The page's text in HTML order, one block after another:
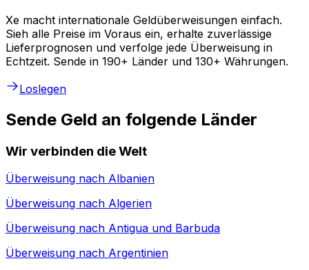
Xe macht internationale Geldüberweisungen einfach.
Sieh alle Preise im Voraus ein, erhalte zuverlässige
Lieferprognosen und verfolge jede Überweisung in
Echtzeit. Sende in 190+ Länder und 130+ Währungen.
Loslegen
Sende Geld an folgende Länder
Wir verbinden die Welt
Überweisung nach Albanien
Überweisung nach Algerien
Überweisung nach Antigua und Barbuda
Überweisung nach Argentinien